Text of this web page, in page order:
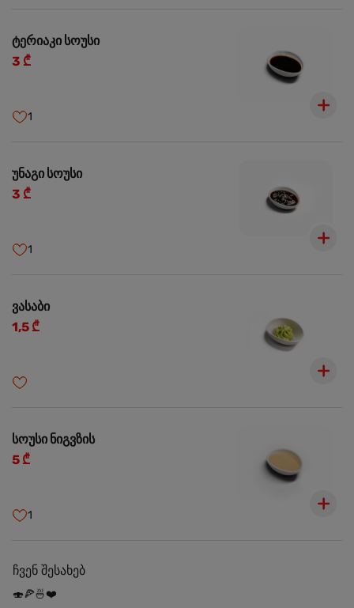
ტერიაკი სოუსი
3 ₾
1
უნაგი სოუსი
3 ₾
1
ვასაბი
1,5 ₾
სოუსი ნიგვზის
5 ₾
1
ჩვენ შესახებ
🍣🍕🍜❤️